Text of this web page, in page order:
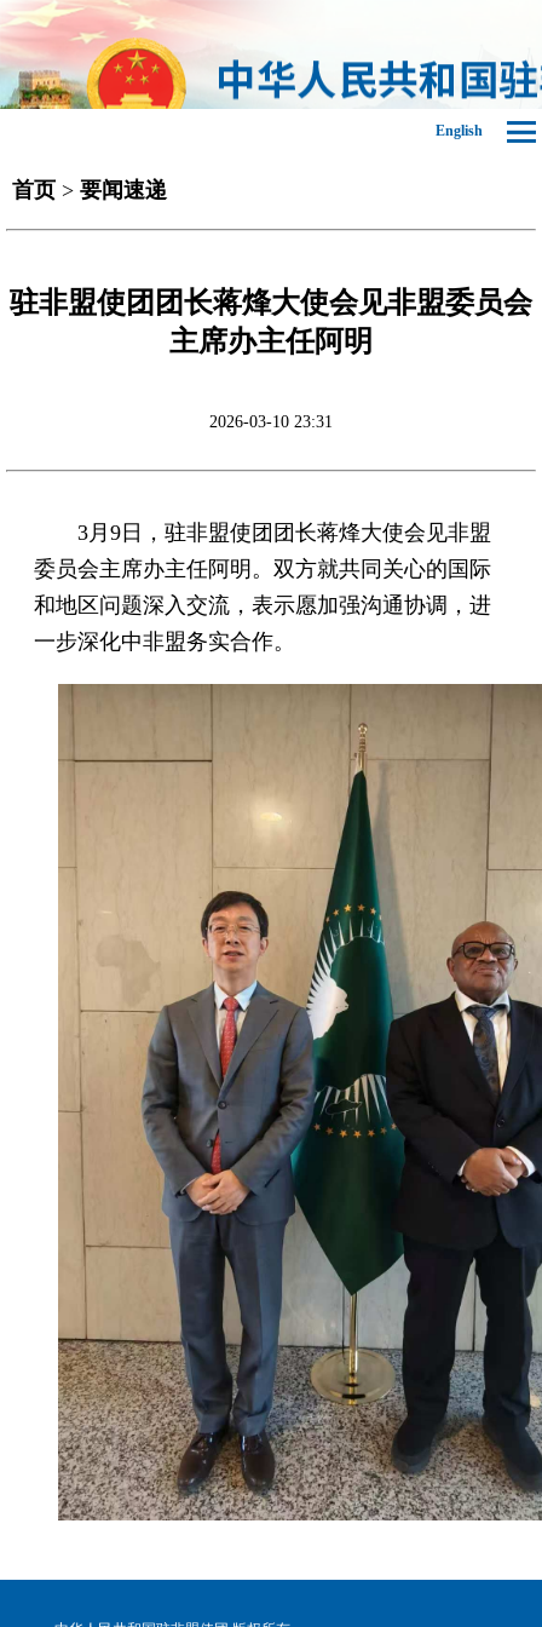
English
首页 > 要闻速递
驻非盟使团团长蒋烽大使会见非盟委员会
主席办主任阿明
2026-03-10 23:31
3月9日，驻非盟使团团长蒋烽大使会见非盟
委员会主席办主任阿明。双方就共同关心的国际
和地区问题深入交流，表示愿加强沟通协调，进
一步深化中非盟务实合作。